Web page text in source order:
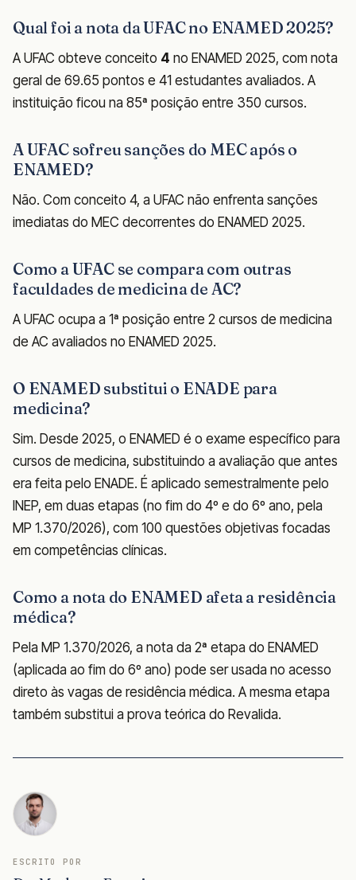
Qual foi a nota da UFAC no ENAMED 2025?
A UFAC obteve conceito 4 no ENAMED 2025, com nota
geral de 69.65 pontos e 41 estudantes avaliados. A
instituição ficou na 85ª posição entre 350 cursos.
A UFAC sofreu sanções do MEC após o
ENAMED?
Não. Com conceito 4, a UFAC não enfrenta sanções
imediatas do MEC decorrentes do ENAMED 2025.
Como a UFAC se compara com outras
faculdades de medicina de AC?
A UFAC ocupa a 1ª posição entre 2 cursos de medicina
de AC avaliados no ENAMED 2025.
O ENAMED substitui o ENADE para
medicina?
Sim. Desde 2025, o ENAMED é o exame específico para
cursos de medicina, substituindo a avaliação que antes
era feita pelo ENADE. É aplicado semestralmente pelo
INEP, em duas etapas (no fim do 4º e do 6º ano, pela
MP 1.370/2026), com 100 questões objetivas focadas
em competências clínicas.
Como a nota do ENAMED afeta a residência
médica?
Pela MP 1.370/2026, a nota da 2ª etapa do ENAMED
(aplicada ao fim do 6º ano) pode ser usada no acesso
direto às vagas de residência médica. A mesma etapa
também substitui a prova teórica do Revalida.
ESCRITO POR